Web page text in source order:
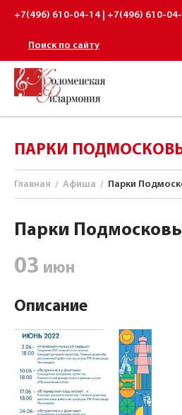
+7(496) 610-04-14 | +7(496) 610-04-
Поиск по сайту
ПАРКИ
Главная / Афиша / Парки
Парки
03 июн
Описание